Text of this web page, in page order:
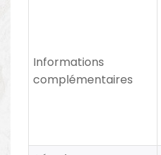
Informations
complémentaires